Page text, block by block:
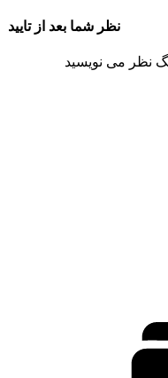
نظر شما بعد از تایید
نظر می نویسید